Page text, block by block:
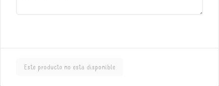
Porciones
eficiencia en otras apps y sitios web, incluidas las redes
Este producto no esta disponible